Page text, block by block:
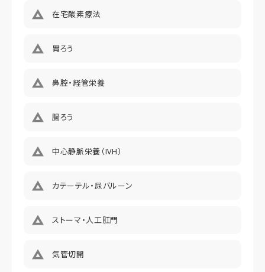
定員
仲介手数料129800円（税込）未入居以外、鍵交換費用
在宅酸素療法
胃ろう
鼻腔・経管栄養
腸ろう
中心静脈栄養（IVH）
カテーテル・尿バルーン
ストーマ・人工肛門
気管切開